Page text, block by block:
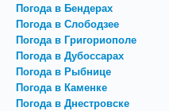
Погода в Бендерах
Погода в Слободзее
Погода в Григориополе
Погода в Дубоссарах
Погода в Рыбнице
Погода в Каменке
Погода в Днестровске